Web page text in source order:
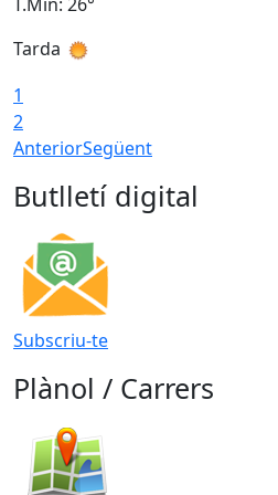
Tarda
1
2
AnteriorSegüent
Butlletí digital
Subscriu-te
Plànol / Carrers